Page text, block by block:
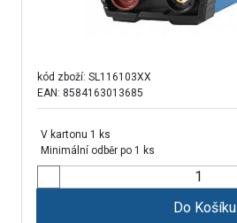
kód zboží: SL116103XX
EAN: 8584163013685
V kartonu 1 ks
Minimální odběr po 1 ks
Do Košíku